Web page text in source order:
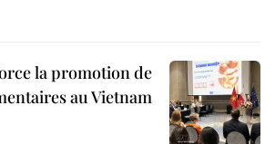
la promotion de
au Vietnam